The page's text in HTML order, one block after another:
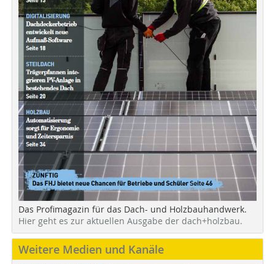
Das Profimagazin für das Dach- und Holzbauhandwerk.
Hier geht es zur aktuellen Ausgabe der dach+holzbau.
Weitere Medien und Kanäle